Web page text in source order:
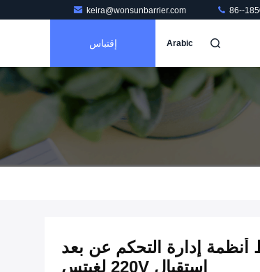
keira@wonsunbarrier.com 86--
Arabic إقتباس
إدارة التحكم عن بعد
استقبال 220V لغيتس